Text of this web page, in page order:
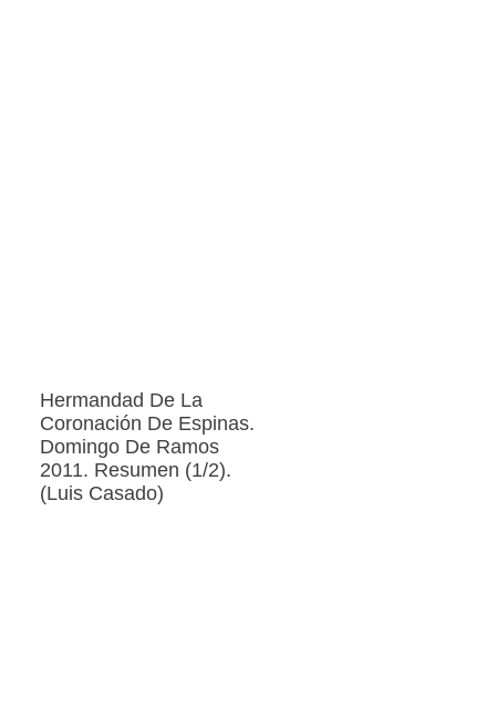
Hermandad De La
Coronación De Espinas.
Domingo De Ramos
2011. Resumen (1/2).
(Luis Casado)